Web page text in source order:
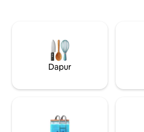
memiliki berbagai penawaran
gastronomi regional dan produk buatan
sendiri serta cava anggur ketinggian
tinggi untuk dicicipi.
Dapur